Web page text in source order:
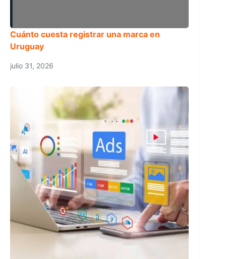
Cuánto cuesta registrar una marca en
Uruguay
julio 31, 2026